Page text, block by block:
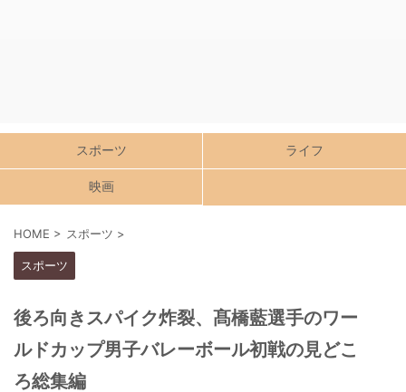
スポーツ ライフ
映画
HOME > スポーツ >
スポーツ
後ろ向きスパイク炸裂、髙橋藍選手のワー
ルドカップ男子バレーボール初戦の見どこ
ろ総集編